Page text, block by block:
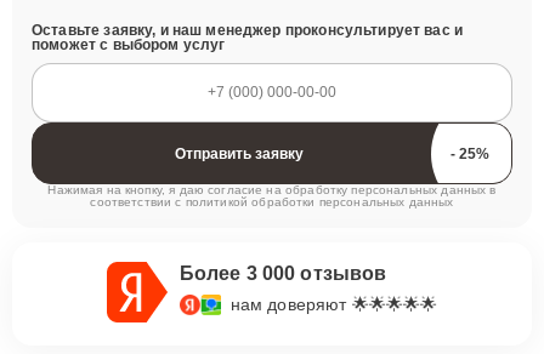
Оставьте заявку, и наш менеджер проконсультирует вас и
поможет с выбором услуг
Отправить заявку
Нажимая на кнопку, я даю согласие на обработку персональных данных в
соответствии с политикой обработки персональных данных
Более 3 000 отзывов
нам доверяют 🌟🌟🌟🌟🌟